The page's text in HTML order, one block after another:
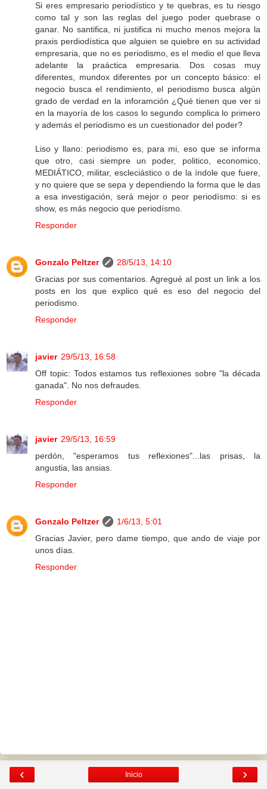
Si eres empresario periodístico y te quebras, es tu riesgo
como tal y son las reglas del juego poder quebrase o
ganar. No santifica, ni justifica ni mucho menos mejora la
praxis perdiodística que alguien se quiebre en su actividad
empresaria, que no es periodismo, es el medio el que lleva
adelante la praáctica empresaria. Dos cosas muy
diferentes, mundox diferentes por un concepto básico: el
negocio busca el rendimiento, el periodismo busca algún
grado de verdad en la inforamción ¿Qué tienen que ver si
en la mayoría de los casos lo segundo complica lo primero
y además el periodismo es un cuestionador del poder?
Liso y llano: periodismo es, para mi, eso que se informa
que otro, casi siempre un poder, politico, economico,
MEDIÁTICO, militar, escleciástico o de la índole que fuere,
y no quiere que se sepa y dependiendo la forma que le das
a esa investigación, será mejor o peor periodísmo: si es
show, es más negocio que periodísmo.
Responder
Gonzalo Peltzer
28/5/13, 14:10
Gracias por sus comentarios. Agregué al post un link a los
posts en los que explico qué es eso del negocio del
periodismo.
Responder
javier 29/5/13, 16:58
Off topic: Todos estamos tus reflexiones sobre "la década
ganada". No nos defraudes.
Responder
javier 29/5/13, 16:59
perdón, "esperamos tus reflexiones"...las prisas, la
angustia, las ansias.
Responder
Gonzalo Peltzer
1/6/13, 5:01
Gracias Javier, pero dame tiempo, que ando de viaje por
unos días.
Responder
‹ ›
Inicio